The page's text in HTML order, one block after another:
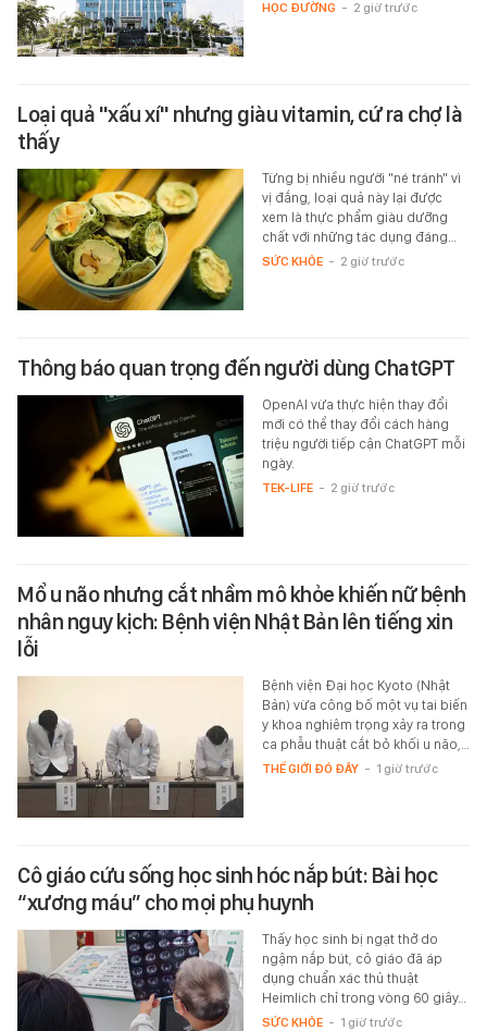
HỌC ĐƯỜNG - 2 giờ trước
Loại quả "xấu xí" nhưng giàu vitamin, cứ ra chợ là
thấy
Từng bị nhiều người "né tránh" vì
vị đắng, loại quả này lại được
xem là thực phẩm giàu dưỡng
chất với những tác dụng đáng…
SỨC KHỎE - 2 giờ trước
Thông báo quan trọng đến người dùng ChatGPT
OpenAI vừa thực hiện thay đổi
mới có thể thay đổi cách hàng
triệu người tiếp cận ChatGPT mỗi
ngày.
TEK-LIFE - 2 giờ trước
Mổ u não nhưng cắt nhầm mô khỏe khiến nữ bệnh
nhân nguy kịch: Bệnh viện Nhật Bản lên tiếng xin
lỗi
Bệnh viện Đại học Kyoto (Nhật
Bản) vừa công bố một vụ tai biến
y khoa nghiêm trọng xảy ra trong
ca phẫu thuật cắt bỏ khối u não,…
THẾ GIỚI ĐÓ ĐÂY - 1 giờ trước
Cô giáo cứu sống học sinh hóc nắp bút: Bài học
“xương máu” cho mọi phụ huynh
Thấy học sinh bị ngạt thở do
ngậm nắp bút, cô giáo đã áp
dụng chuẩn xác thủ thuật
Heimlich chỉ trong vòng 60 giây…
SỨC KHỎE - 1 giờ trước